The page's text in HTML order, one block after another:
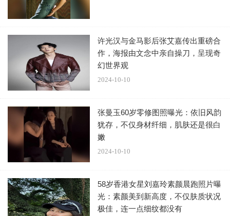
许光汉与金马影后张艾嘉传出重磅合
作，海报由文念中亲自操刀，呈现奇
幻世界观
2024-10-10
张曼玉60岁零修图照曝光：依旧风韵
犹存，不仅身材纤细，肌肤还是很白
嫩
2024-10-10
58岁香港女星刘嘉玲素颜晨跑照片曝
光：素颜美到新高度，不仅肤质状况
极佳，连一点细纹都没有